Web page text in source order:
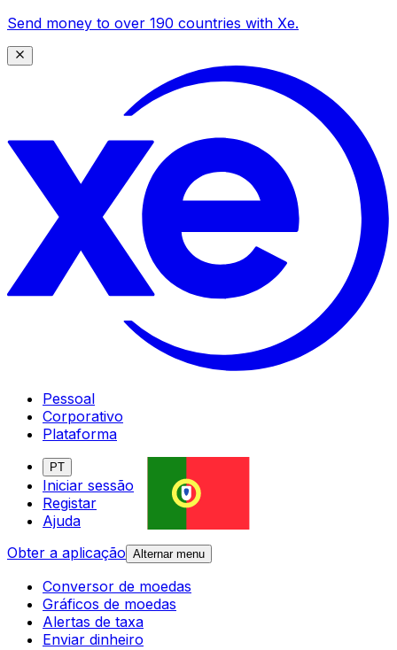
Send money to over 190 countries with Xe.
Pessoal
Corporativo
Plataforma
PT
Iniciar sessão
Registar
Ajuda
Obter a aplicação Alternar menu
Conversor de moedas
Gráficos de moedas
Alertas de taxa
Enviar dinheiro